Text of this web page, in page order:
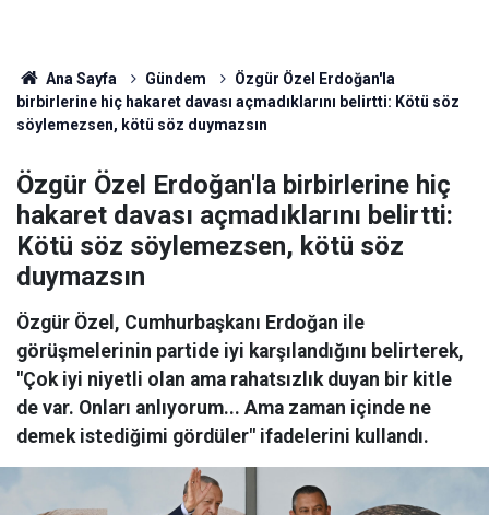
Ana Sayfa Gündem
Özgür Özel Erdoğan'la
birbirlerine hiç hakaret davası açmadıklarını belirtti: Kötü söz
söylemezsen, kötü söz duymazsın
Özgür Özel Erdoğan'la birbirlerine hiç
hakaret davası açmadıklarını belirtti:
Kötü söz söylemezsen, kötü söz
duymazsın
Özgür Özel, Cumhurbaşkanı Erdoğan ile
görüşmelerinin partide iyi karşılandığını belirterek,
"Çok iyi niyetli olan ama rahatsızlık duyan bir kitle
de var. Onları anlıyorum... Ama zaman içinde ne
demek istediğimi gördüler" ifadelerini kullandı.